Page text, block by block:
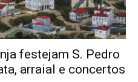
festejam S. Pedro
arraial e concertos